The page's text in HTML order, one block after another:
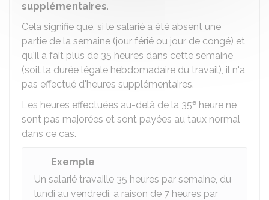
supplémentaires.
Cela signifie que, si le salarié a été absent une
partie de la semaine (jour férié ou jour de congé) et
qu'il a fait plus de 35 heures dans cette semaine
(soit la durée légale hebdomadaire du travail), il n'a
pas effectué d'heures supplémentaires.
Les heures effectuées au-delà de la 35e heure ne
sont pas majorées et sont payées au taux normal
dans ce cas.
Exemple
Un salarié travaille 35 heures par semaine, du
lundi au vendredi, à raison de 7 heures par